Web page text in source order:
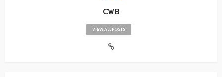
CWB
VIEW ALL POSTS